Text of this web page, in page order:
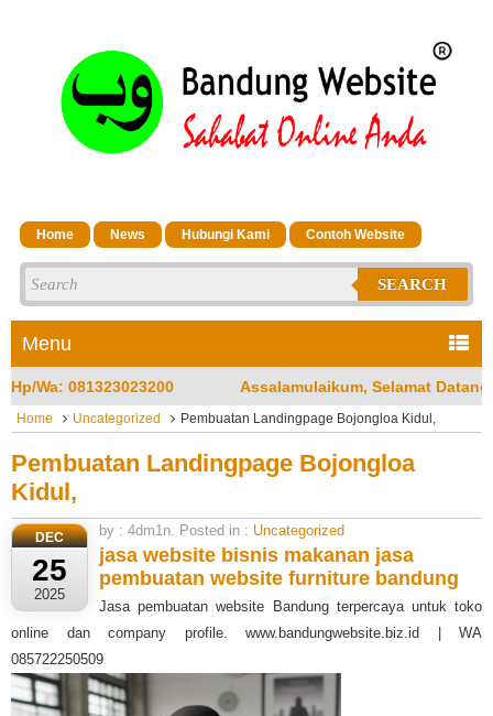
Home News Hubungi Kami Contoh Website
SEARCH
Menu
Selamat Datang di Jasa Bandung Website
Home Uncategorized Pembuatan Landingpage Bojongloa Kidul,
Pembuatan Landingpage Bojongloa
Kidul,
DEC
25
2025
by : 4dm1n. Posted in : Uncategorized
jasa website bisnis makanan jasa
pembuatan website furniture bandung
Jasa pembuatan website Bandung terpercaya untuk toko
online dan company profile. www.bandungwebsite.biz.id | WA
085722250509